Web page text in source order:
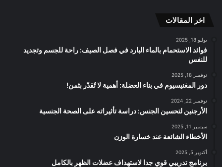
اخر المقالات
يوليو 18, 2025
فوائد الاستحمام بالماء البارد في فصل الصيف: راحة للجسم وتجديد
للنفس
نوفمبر 18, 2025
دور المغنيسيوم في بناء العضلة: أهمية لا تُقدّر بثمن!
نوفمبر 22, 2024
الأرجنين لتحسين الجنس: دراسة تأثيراته على الصحة الجنسية
سبتمبر 11, 2025
الأخطاء الشائعة عند خسارة الوزن
أكتوبر 5, 2025
برنامج تدريبي قوي جدا لاستهداف عضلات الظهر بالكامل